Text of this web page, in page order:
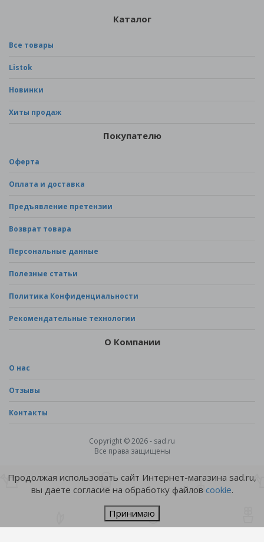
Каталог
Все товары
Listok
Новинки
Хиты продаж
Покупателю
Оферта
Оплата и доставка
Предъявление претензии
Возврат товара
Персональные данные
Полезные статьи
Политика Конфиденциальности
Рекомендательные технологии
О Компании
О нас
Отзывы
Контакты
Copyright © 2026 - sad.ru
Все права защищены
Продолжая использовать сайт Интернет-магазина sad.ru,
вы даете согласие на обработку файлов cookie.
Принимаю